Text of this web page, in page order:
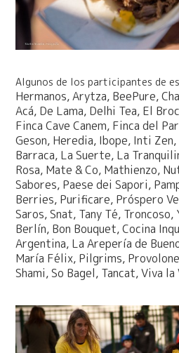
Algunos de los participantes de
Hermanos, Arytza, BeePure,
Acá, De Lama, Delhi Tea, El
Finca Cave Canem, Finca del
Geson, Heredia, Ibope, Inti Zen,
Barraca, La Suerte, La
Rosa, Mate & Co, Mathienzo,
Sabores, Paese dei Sapori,
Berries, Purificare, Próspero
Saros, Snat, Tany Té, Troncoso,
Berlín, Bon Bouquet, Cocina
Argentina, La Arepería de
María Félix, Pilgrims,
Shami, So Bagel, Tancat, Viva la